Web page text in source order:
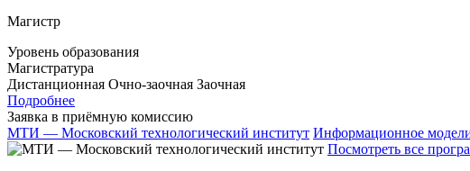
Магистр
Уровень образования
Магистратура
Дистанционная Очно-заочная Заочная
Подробнее
Заявка в приёмную комиссию
МТИ — Московский технологический институт Информационное
Посмотреть все